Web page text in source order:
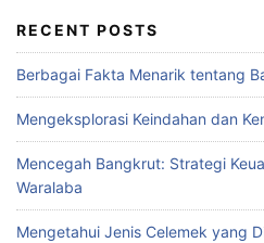
RECENT POSTS
Berbagai Fakta Menarik tentang
Mengeksplorasi Keindahan dan
Mencegah Bangkrut: Strategi
Waralaba
Mengetahui Jenis Celemek yang